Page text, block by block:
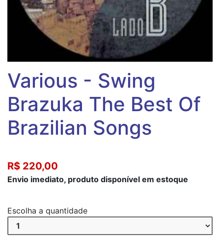
Various - Swing
Brazuka The Best Of
Brazilian Songs
R$ 220,00
Envio imediato, produto disponível em estoque
Escolha a quantidade